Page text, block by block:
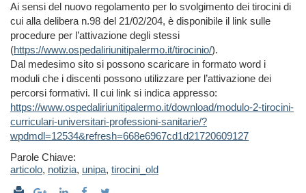
Ai sensi del nuovo regolamento per lo svolgimento dei tirocini di
cui alla delibera n.98 del 21/02/204, è disponibile il link sulle
procedure per l’attivazione degli stessi
(https://www.ospedaliriunitipalermo.it/tirocinio/).
Dal medesimo sito si possono scaricare in formato word i
moduli che i discenti possono utilizzare per l’attivazione dei
percorsi formativi. Il cui link si indica appresso:
https://www.ospedaliriunitipalermo.it/download/modulo-2-tirocini-
curriculari-universitari-professioni-sanitarie/?
wpdmdl=12534&refresh=668e6967cd1d21720609127
Parole Chiave:
articolo, notizia, unipa, tirocini_old